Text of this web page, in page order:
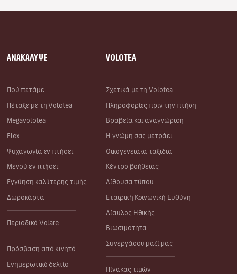
ΑΝΑΚΑΛΥΨΕ
Πού πετάμε
Πέταξε με τη Volotea
Megavolotea
Flex
Ψυχαγωγία εν πτήσει
Μενού εν πτήσει
Εγγύηση καλύτερης τιμής
Δωροκάρτα
Περιοδικό Volare
Πρόσβαση από κινητό
Ενημερωτικό δελτίο
VOLOTEA
Σχετικά με τη Volotea
Πληροφορίες πριν την πτήση
Βραβεία και αναγνώριση
Η γνώμη σας μετράει
Οικογενειακα ταξιδια
Κέντρο βοήθειας
Αίθουσα τύπου
Εταιρική Κοινωνική Ευθύνη
Δίαυλος Ηθικής
Βιωσιμοτητα
Συνεργάσου μαζί μας
Πίνακας τιμών